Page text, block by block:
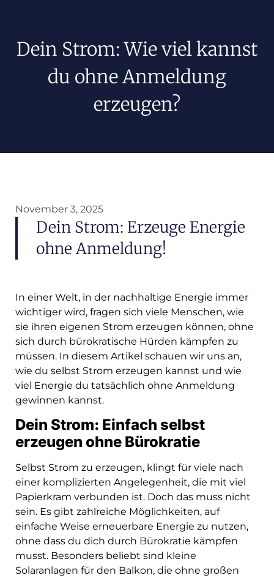
Dein Strom: Wie viel kannst
du ohne Anmeldung
erzeugen?
November 3, 2025
Dein Strom: Erzeuge Energie
ohne Anmeldung!
In einer Welt, in der nachhaltige Energie immer
wichtiger wird, fragen sich viele Menschen, wie
sie ihren eigenen Strom erzeugen können, ohne
sich durch bürokratische Hürden kämpfen zu
müssen. In diesem Artikel schauen wir uns an,
wie du selbst Strom erzeugen kannst und wie
viel Energie du tatsächlich ohne Anmeldung
gewinnen kannst.
Dein Strom: Einfach selbst
erzeugen ohne Bürokratie
Selbst Strom zu erzeugen, klingt für viele nach
einer komplizierten Angelegenheit, die mit viel
Papierkram verbunden ist. Doch das muss nicht
sein. Es gibt zahlreiche Möglichkeiten, auf
einfache Weise erneuerbare Energie zu nutzen,
ohne dass du dich durch Bürokratie kämpfen
musst. Besonders beliebt sind kleine
Solaranlagen für den Balkon, die ohne großen